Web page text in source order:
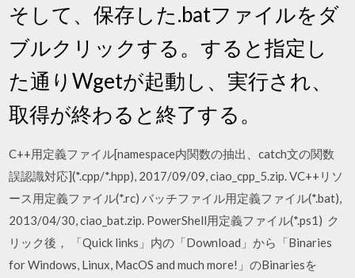
そして、保存した.batファイルをダ
ブルクリックする。すると指定し
た通りWgetが起動し、実行され、
取得が終わると終了する。
C++用定義ファイル[namespace内関数の抽出、catch文の関数
誤認識対応](*.cpp/*.hpp), 2017/09/09, ciao_cpp_5.zip. VC++リソ
ース用定義ファイル(*.rc) バッチファイル用定義ファイル(*.bat),
2013/04/30, ciao_bat.zip. PowerShell用定義ファイル(*.ps1) ク
リック後， 「Quick links」内の「Download」から「Binaries
for Windows, Linux, MacOS and much more!」のBinariesを